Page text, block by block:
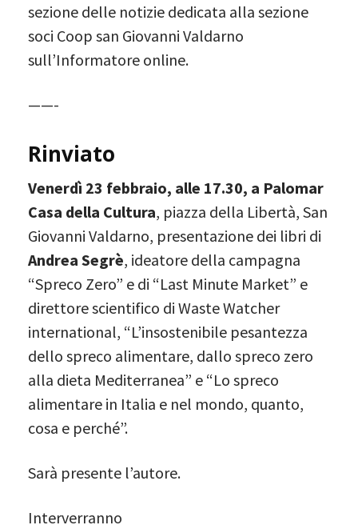
sezione delle notizie dedicata alla sezione
soci Coop san Giovanni Valdarno
sull’Informatore online.
——-
Rinviato
Venerdì 23 febbraio, alle 17.30, a Palomar
Casa della Cultura, piazza della Libertà, San
Giovanni Valdarno, presentazione dei libri di
Andrea Segrè, ideatore della campagna
“Spreco Zero” e di “Last Minute Market” e
direttore scientifico di Waste Watcher
international, “L’insostenibile pesantezza
dello spreco alimentare, dallo spreco zero
alla dieta Mediterranea” e “Lo spreco
alimentare in Italia e nel mondo, quanto,
cosa e perché”.
Sarà presente l’autore.
Interverranno